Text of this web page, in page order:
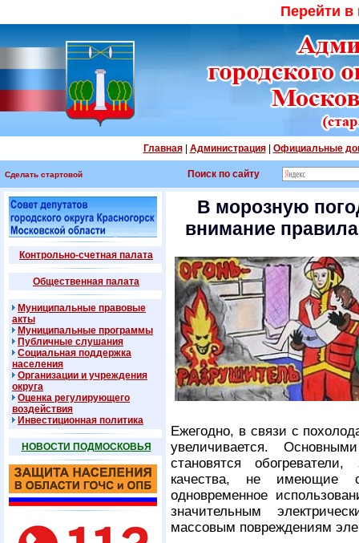
Перейти
Главная| Администрация| Официальные
Сделать стартовой Поиск по сайту
Контрольно-счетная палата
Общественная палата
Муниципальные правовые
акты
Муниципальные программы
Публичные слушания
Социальная поддержка
населения
Организации и учреждения
округа
Оценка регулирующего
воздействия
Инвестиционная политика
НОВОСТИ ПОДМОСКОВЬЯ
В морозную
внимание
Ежегодно, в связи с
увеличивается.
становятся
качества, не имеющие
одновременное
значительным
массовым повреждениям